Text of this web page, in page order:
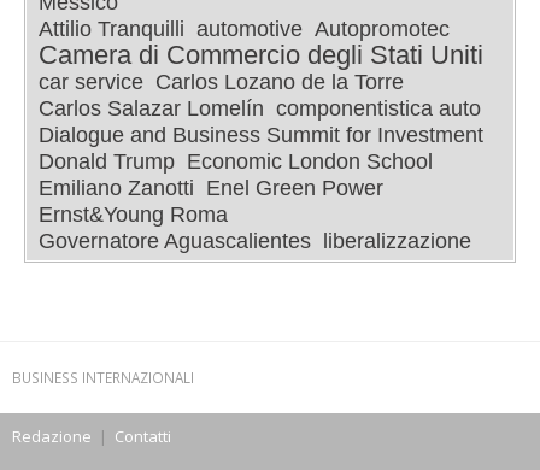
Attilio Tranquilli automotive Autopromotec
Camera di Commercio degli Stati Uniti
car service Carlos Lozano de la Torre
Carlos Salazar Lomelín componentistica auto
Dialogue and Business Summit for Investment
Donald Trump Economic London School
Emiliano Zanotti Enel Green Power
Ernst&Young Roma
Governatore Aguascalientes
liberalizzazione
BUSINESS INTERNAZIONALI
Redazione | Contatti